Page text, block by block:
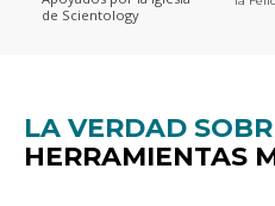
de Scientology
LA VERDAD
HERRAMIENTAS